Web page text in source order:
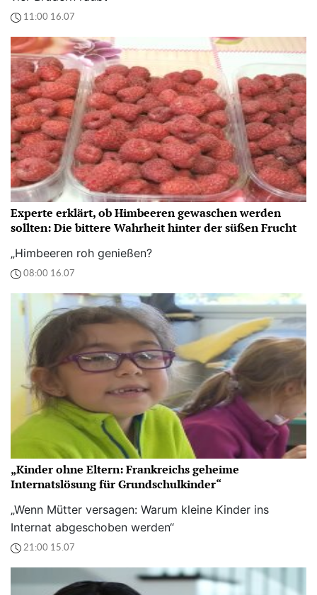
11:00 16.07
Experte erklärt, ob Himbeeren gewaschen werden
sollten: Die bittere Wahrheit hinter der süßen Frucht
„Himbeeren roh genießen?
08:00 16.07
„Kinder ohne Eltern: Frankreichs geheime
Internatslösung für Grundschulkinder“
„Wenn Mütter versagen: Warum kleine Kinder ins
Internat abgeschoben werden“
21:00 15.07